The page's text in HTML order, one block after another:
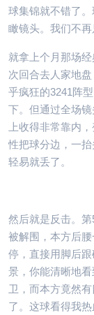
球集锦就不错了
瞰镜头。我们不再
就拿上个月那场
次回合去人家地
乎疯狂的3241阵
下。但通过全场
上收得非常靠内
性把球分边，一
轻易就丢了。
然后就是反击。
被解围，本方后
停，直接用脚后
景，你能清晰地
卫，而本方竟然
了。这球看得我